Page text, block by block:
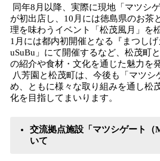
同年8月以降、実際に現地「マツシ
が初出店し、10月には徳島県のお茶
理を味わうイベント「松茂風月」を
1月には都内初開催となる『まつし
uSuBu」にて開催するなど、松茂町
の紹介や食材・文化を通じた魅力を
八芳園と松茂町は、今後も「マツシ
め、ともに様々な取り組みを通し松
化を目指してまいります。
交流拠点施設「マツシゲート（
いて